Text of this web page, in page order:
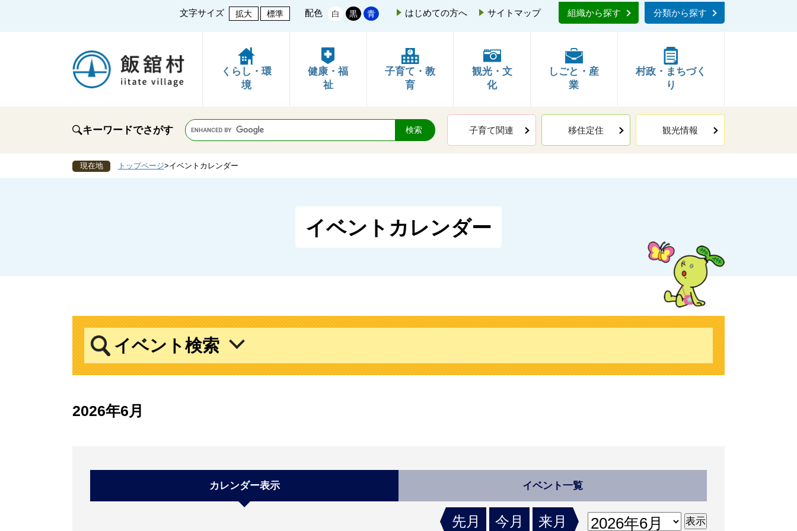
文字サイズ 拡大 標準 配色 白 黒 青 はじめての方へ サイトマップ 組織から探す 分類から探す
くらし・環
境
健康・福
祉
子育て・教
育
観光・文
化
しごと・産
業
村政・まちづく
り
キーワードでさがす 子育て関連 移住定住 観光情報
現在地 トップページ>イベントカレンダー
イベントカレンダー
イベント検索
2026年6月
カレンダー表示 イベント一覧
先月 今月 来月